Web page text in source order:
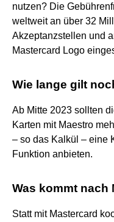
nutzen? Die
weltweit an über 32
Akzeptanzstellen und
Mastercard Logo
Wie lange gilt
Ab Mitte 2023 sollten
Karten mit Maestro
– so das Kalkül – eine
Funktion anbieten.
Was kommt nach
Statt mit Mastercard